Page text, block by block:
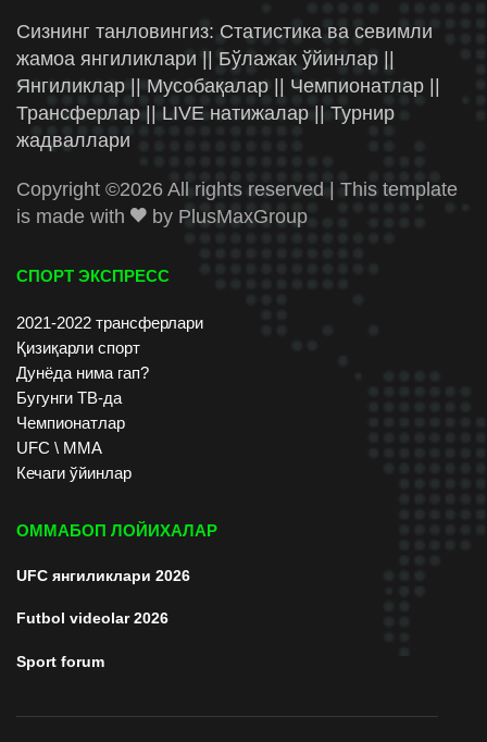
Сизнинг танловингиз: Статистика ва севимли
жамоа янгиликлари || Бўлажак ўйинлар ||
Янгиликлар || Мусобақалар || Чемпионатлар ||
Трансферлар || LIVE натижалар || Турнир
жадваллари
Copyright ©2026 All rights reserved | This template
is made with
by PlusMaxGroup
СПОРТ ЭКСПРЕСС
2021-2022 трансферлари
Қизиқарли спорт
Дунёда нима гап?
Бугунги ТВ-да
Чемпионатлар
UFC \ ММА
Кечаги ўйинлар
ОММАБОП ЛОЙИХАЛАР
UFC янгиликлари 2026
Futbol videolar 2026
Sport forum